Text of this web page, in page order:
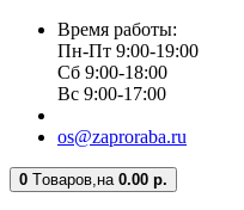
Время работы:
Пн-Пт 9:00-19:00
Сб 9:00-18:00
Вс 9:00-17:00
os@zaproraba.ru
0 Tоваров,на 0.00 р.